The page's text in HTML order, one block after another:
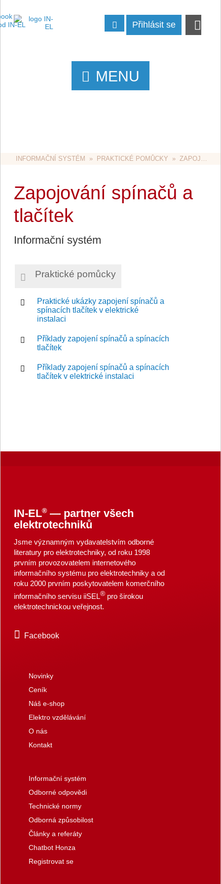
Přihlásit se
MENU
INFORMAČNÍ SYSTÉM
  »
PRAKTICKÉ POMŮCKY
  »  ZAPOJOVÁNÍ SPÍNAČŮ A TLAČÍTEK
Zapojování spínačů a
tlačítek
Informační systém
Praktické pomůcky
Praktické ukázky zapojení spínačů a
spínacích tlačítek v elektrické
instalaci
Příklady zapojení spínačů a spínacích
tlačítek
Příklady zapojení spínačů a spínacích
tlačítek v elektrické instalaci
IN-EL®— partner všech
elektrotechniků
Jsme významným vydavatelstvím odborné
literatury pro elektrotechniky, od roku 1998
prvním provozovatelem internetového
informačního systému pro elektrotechniky a od
roku 2000 prvním poskytovatelem komerčního
informačního servisu iiSEL®pro širokou
elektrotechnickou veřejnost.
Facebook
Novinky
Ceník
Náš e-shop
Elektro vzdělávání
O nás
Kontakt
Informační systém
Odborné odpovědi
Technické normy
Odborná způsobilost
Články a referáty
Chatbot Honza
Registrovat se